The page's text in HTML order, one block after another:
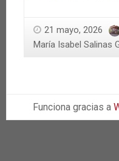
21 mayo, 2026
María Isabel Salinas
Funciona gracias a